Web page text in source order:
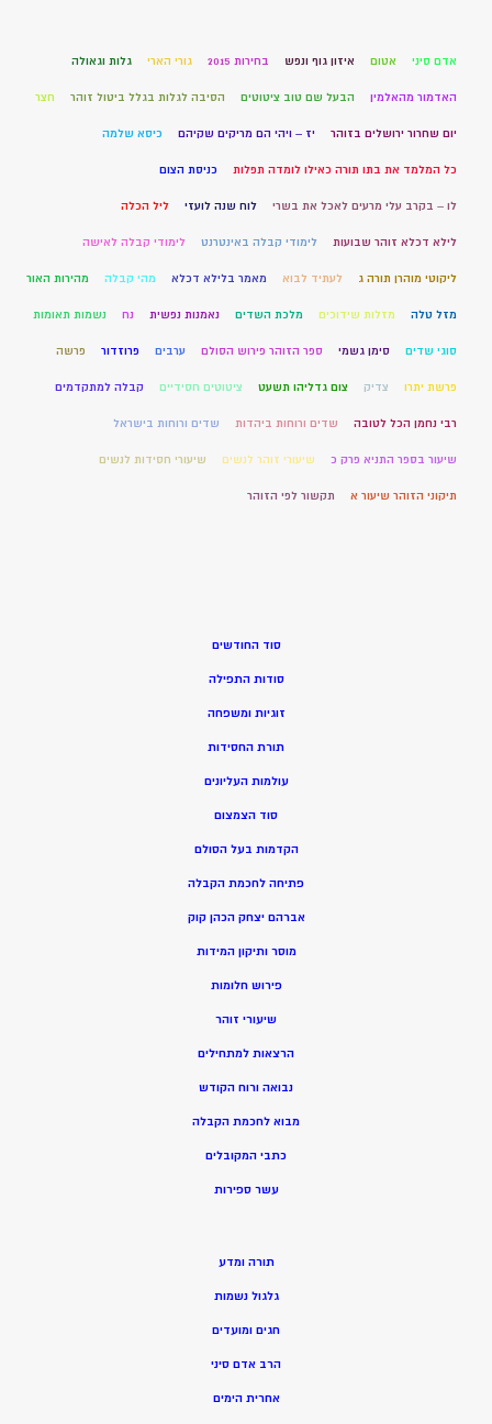
אדם סיני אטום איזון גוף ונפש בחירות 2015 גורי הארי גלות וגאולה
האדמור מהאלמין הבעל שם טוב ציטוטים הסיבה לגלות בגלל ביטול זוהר חצר
יום שחרור ירושלים בזוהר יז – ויהי הם מריקים שקיהם כיסא שלמה
כל המלמד את בתו תורה כאילו לומדה תפלות כניסת הצום
לו – בקרב עלי מרעים לאכל את בשרי לוח שנה לועזי ליל הכלה
לילא דכלא זוהר שבועות לימודי קבלה באינטרנט לימודי קבלה לאישה
ליקוטי מוהרן תורה ג לעתיד לבוא מאמר בלילא דכלא מהי קבלה מהירות האור
מזל טלה מזלות שידוכים מלכת השדים נאמנות נפשית נח נשמות תאומות
סוגי שדים סימן גשמי ספר הזוהר פירוש הסולם ערבים פרוזדור פרשה
פרשת יתרו צדיק צום גדליהו תשעט ציטוטים חסידיים קבלה למתקדמים
רבי נחמן הכל לטובה שדים ורוחות ביהדות שדים ורוחות בישראל
שיעור בספר התניא פרק כ שיעורי זוהר לנשים שיעורי חסידות לנשים
תיקוני הזוהר שיעור א תקשור לפי הזוהר
סוד החודשים
סודות התפילה
זוגיות ומשפחה
תורת החסידות
עולמות העליונים
סוד הצמצום
הקדמות בעל הסולם
פתיחה לחכמת הקבלה
אברהם יצחק הכהן קוק
מוסר ותיקון המידות
פירוש חלומות
שיעורי זוהר
הרצאות למתחילים
נבואה ורוח הקודש
מבוא לחכמת הקבלה
כתבי המקובלים
עשר ספירות
תורה ומדע
גלגול נשמות
חגים ומועדים
הרב אדם סיני
אחרית הימים